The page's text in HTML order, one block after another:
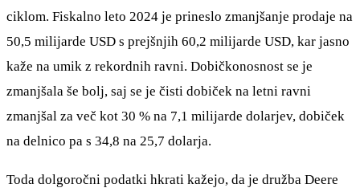
ciklom. Fiskalno leto 2024 je prineslo zmanjšanje prodaje na
50,5 milijarde USD s prejšnjih 60,2 milijarde USD, kar jasno
kaže na umik z rekordnih ravni. Dobičkonosnost se je
zmanjšala še bolj, saj se je čisti dobiček na letni ravni
zmanjšal za več kot 30 % na 7,1 milijarde dolarjev, dobiček
na delnico pa s 34,8 na 25,7 dolarja.
Toda dolgoročni podatki hkrati kažejo, da je družba Deere